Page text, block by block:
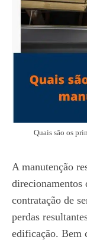
Quais são os
A manutenção
direcionamentos
contratação de
perdas
edificação. Bem